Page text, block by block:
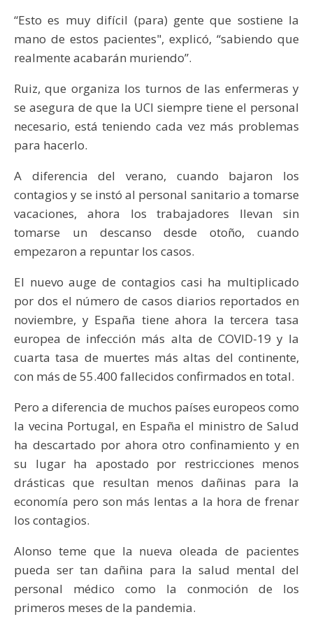
“Esto es muy difícil (para) gente que sostiene la
mano de estos pacientes", explicó, “sabiendo que
realmente acabarán muriendo”.
Ruiz, que organiza los turnos de las enfermeras y
se asegura de que la UCI siempre tiene el personal
necesario, está teniendo cada vez más problemas
para hacerlo.
A diferencia del verano, cuando bajaron los
contagios y se instó al personal sanitario a tomarse
vacaciones, ahora los trabajadores llevan sin
tomarse un descanso desde otoño, cuando
empezaron a repuntar los casos.
El nuevo auge de contagios casi ha multiplicado
por dos el número de casos diarios reportados en
noviembre, y España tiene ahora la tercera tasa
europea de infección más alta de COVID-19 y la
cuarta tasa de muertes más altas del continente,
con más de 55.400 fallecidos confirmados en total.
Pero a diferencia de muchos países europeos como
la vecina Portugal, en España el ministro de Salud
ha descartado por ahora otro confinamiento y en
su lugar ha apostado por restricciones menos
drásticas que resultan menos dañinas para la
economía pero son más lentas a la hora de frenar
los contagios.
Alonso teme que la nueva oleada de pacientes
pueda ser tan dañina para la salud mental del
personal médico como la conmoción de los
primeros meses de la pandemia.